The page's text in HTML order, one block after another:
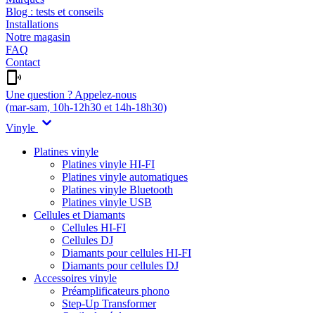
Blog : tests et conseils
Installations
Notre magasin
FAQ
Contact
Une question ? Appelez-nous
(mar-sam, 10h-12h30 et 14h-18h30)
Vinyle
Platines vinyle
Platines vinyle HI-FI
Platines vinyle automatiques
Platines vinyle Bluetooth
Platines vinyle USB
Cellules et Diamants
Cellules HI-FI
Cellules DJ
Diamants pour cellules HI-FI
Diamants pour cellules DJ
Accessoires vinyle
Préamplificateurs phono
Step-Up Transformer